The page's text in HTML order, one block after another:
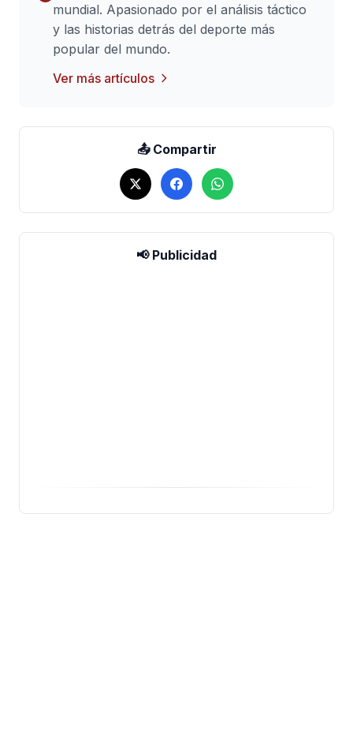
📤 Compartir
📢 Publicidad
mundial. Apasionado por el análisis táctico
y las historias detrás del deporte más
popular del mundo.
Ver más artículos